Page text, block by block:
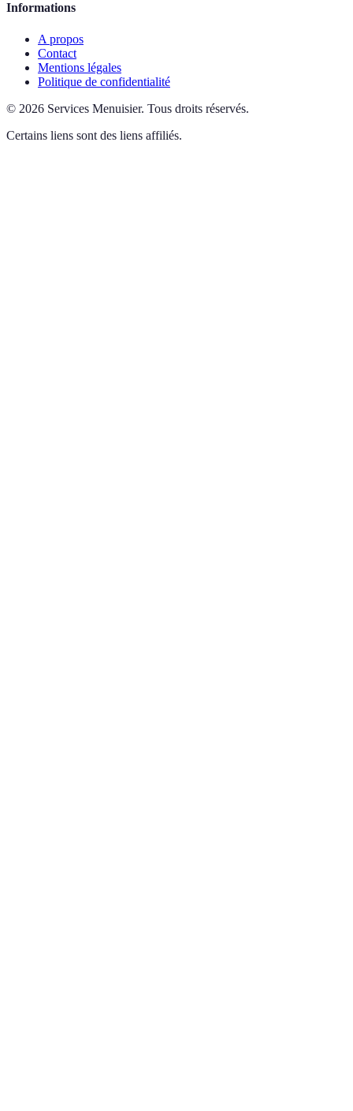
Informations
A propos
Contact
Mentions légales
Politique de confidentialité
© 2026 Services Menuisier. Tous droits réservés.
Certains liens sont des liens affiliés.